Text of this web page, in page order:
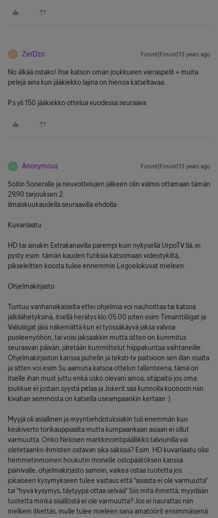
Z ZerDzo Forum|Forum|13 years ago
No älkää ostako! Itse katson oman joukkueen vieraspelit + muita
pelejä aina kun jääkiekko lajina on hienoa katseltavaa.
P.s yli 150 jääkiekko ottelua vuodessa seuraava
A Anonymous Forum|Forum|13 years ago
Soitin Soneralle ja neuvottelujen jälkeen olin valmis ottamaan tämän
29,90 tarjouksen 2
ilmaiskuukaudella seuraavilla ehdolla:
Kuvanlaatu
HD tai ainakin Extrakanavilla parempi kuin nykysellä UrpoTV:llä, ei
pysty esim. tämän kauden futiksia katsomaan videotykiltä,
pikseleitten koosta tulee ennemmin Legoelokuvat mieleen.
Ohjelmakirjasto
Tuntuu vanhanaikaiselta ettei ohjelmia voi nauhoittaa tai katsoa
jälkilähetyksinä, itsellä herätys klo 05.00 joten esim Timanttiliigat ja
Valioliigat jäisi näkemättä kun ei työssäkäyvä jaksa valvoa
puoleenyöhön, tai voisi jaksaakkin mutta sitten on kummitus
seuraavan päivän, jätetään kummittelut hiippakuntaa vaihtaneille.
Ohjelmakirjaston kanssa puhelin ja teksti-tv paitsioon sen illan osalta
ja sitten voi esim Su aamuna katsoa ottelun tallenteena, tämä on
itselle ihan must juttu enkä usko olevani ainoa, sitäpaitsi jos oma
joukkue ei jostain syystä pelaa ja Jokerit saa kunnolla kuonoon niin
kivahan semmosta on katsella useampaankin kertaan :)
Myyjä oli asiallinen ja myyntiehdotuksiakin tuli enemmän kun
keskiverto torikauppiaalta mutta kumpaankaan asiaan ei ollut
varmuutta. Onko Nelosen markkinointipäällikkö talviunilla vai
oletetaanko ihmisten ostavan sika säkissä? Esim. HD kuvanlaatu olisi
hemmetinmoinen houkutin monelle ostopäätöksen kanssa
painivalle, ohjelmakirjasto samoin, vaikea ostaa tuotetta jos
jokaiseen kysymykseen tulee vastaus että "asiasta ei ole varmuutta"
tai "hyvä kysymys, täytyypä ottaa selvää" Siis mitä ihmettä, myydään
tuotetta minkä sisällöstä ei ole varmuutta? Jos ei naurattas niin
melkein itkettäs, mulle tulee mieleen sana amatöörit ensimmäisenä